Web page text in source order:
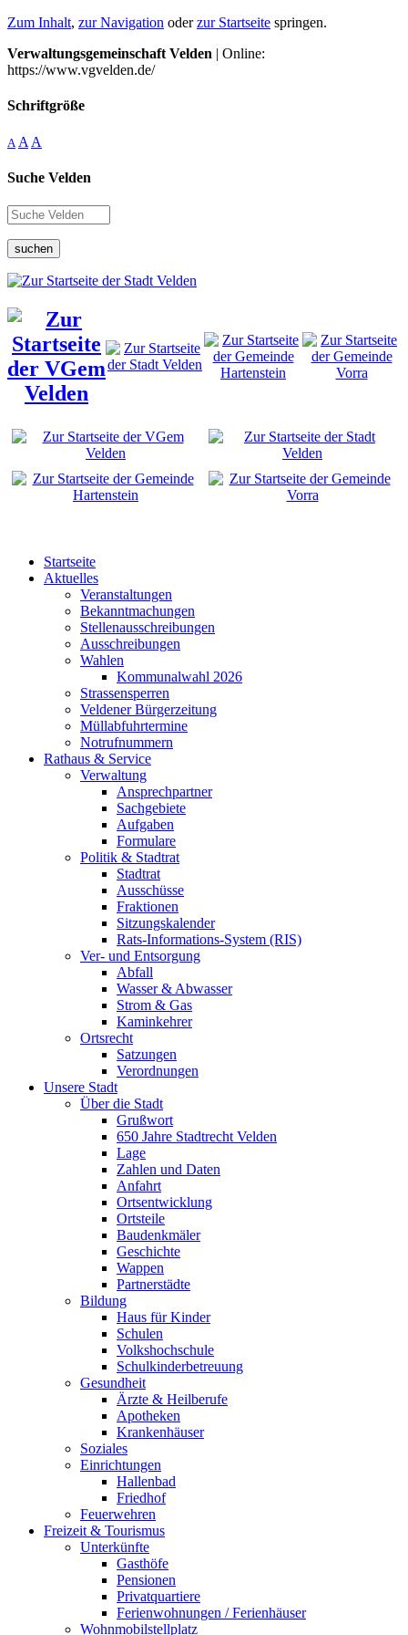
Zum Inhalt, zur Navigation oderzur Startseite springen.
Verwaltungsgemeinschaft Velden | Online:
https://www.vgvelden.de/
Schriftgröße
A A A
Suche Velden
suchen
Startseite
Aktuelles
Veranstaltungen
Bekanntmachungen
Stellenausschreibungen
Ausschreibungen
Wahlen
Kommunalwahl 2026
Strassensperren
Veldener Bürgerzeitung
Müllabfuhrtermine
Notrufnummern
Rathaus & Service
Verwaltung
Ansprechpartner
Sachgebiete
Aufgaben
Formulare
Politik & Stadtrat
Stadtrat
Ausschüsse
Fraktionen
Sitzungskalender
Rats-Informations-System (RIS)
Ver- und Entsorgung
Abfall
Wasser & Abwasser
Strom & Gas
Kaminkehrer
Ortsrecht
Satzungen
Verordnungen
Unsere Stadt
Über die Stadt
Grußwort
650 Jahre Stadtrecht Velden
Lage
Zahlen und Daten
Anfahrt
Ortsentwicklung
Ortsteile
Baudenkmäler
Geschichte
Wappen
Partnerstädte
Bildung
Haus für Kinder
Schulen
Volkshochschule
Schulkinderbetreuung
Gesundheit
Ärzte & Heilberufe
Apotheken
Krankenhäuser
Soziales
Einrichtungen
Hallenbad
Friedhof
Feuerwehren
Freizeit & Tourismus
Unterkünfte
Gasthöfe
Pensionen
Privatquartiere
Ferienwohnungen / Ferienhäuser
Wohnmobilstellplatz